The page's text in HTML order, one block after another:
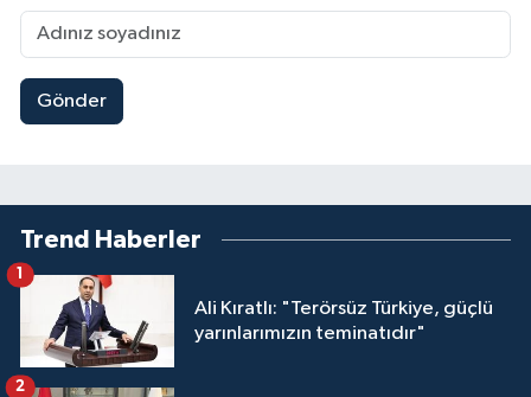
Gönder
Trend Haberler
Ali Kıratlı: "Terörsüz Türkiye, güçlü
yarınlarımızın teminatıdır"
2